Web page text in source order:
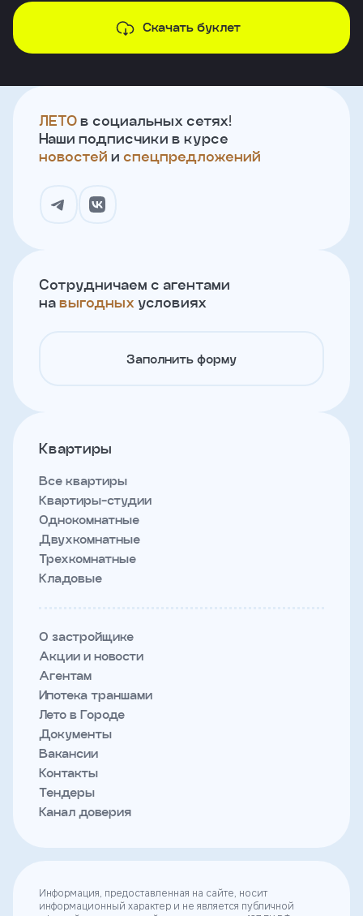
Скачать буклет
ЛЕТО в социальных сетях!
Наши подписчики в курсе
новостей и спецпредложений
Сотрудничаем с агентами
на выгодных условиях
Заполнить форму
Квартиры
Все квартиры
Квартиры-студии
Однокомнатные
Двухкомнатные
Трехкомнатные
Кладовые
О застройщике
Акции и новости
Агентам
Ипотека траншами
Лето в Городе
Документы
Вакансии
Контакты
Тендеры
Канал доверия
Информация, предоставленная на сайте, носит
информационный характер и не является публичной